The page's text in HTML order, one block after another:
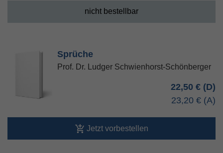
nicht bestellbar
Sprüche
Prof. Dr. Ludger Schwienhorst-Schönberger
22,50 €
23,20 €
Jetzt vorbestellen